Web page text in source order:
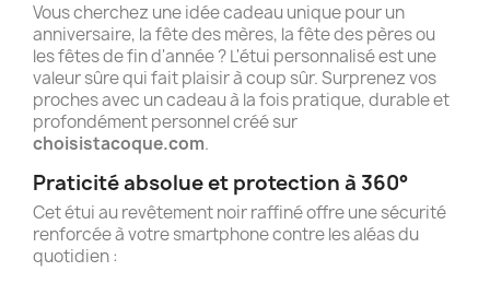
Vous cherchez une idée cadeau unique pour un
anniversaire, la fête des mères, la fête des pères ou
les fêtes de fin d'année ? L'étui personnalisé est une
valeur sûre qui fait plaisir à coup sûr. Surprenez vos
proches avec un cadeau à la fois pratique, durable et
profondément personnel créé sur
choisistacoque.com.
Praticité absolue et protection à 360°
Cet étui au revêtement noir raffiné offre une sécurité
renforcée à votre smartphone contre les aléas du
quotidien :